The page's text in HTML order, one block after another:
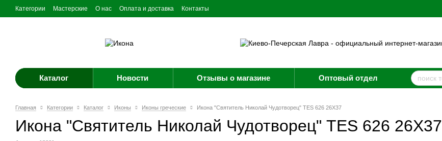
Категории Мастерские О нас Оплата и доставка Контакты
Каталог Новости Отзывы о магазине Оптовый отдел
Главная Категории Каталог Иконы Иконы греческие Икона "Святитель Николай Чудотворец" TES 626 26X37
Икона "Святитель Николай Чудотворец" TES 626 26X37